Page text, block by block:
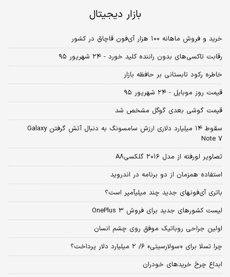
بازار دیجیتال
خرید و فروش ماهانه ۱۰۰ هزار آی‌فون قاچاق در کشور
رقابت تاکسی‌های بدون راننده کلید خورد - ۲۴ شهریور ۹۵
خاطره رکود تابستانی بر حافظه بازار
قیمت روز موبایل - ۲۴ شهریور ۹۵
قیمت گوشی بعدی گوگل مشخص شد
سقوط ۱۴ میلیارد دلاری ارزش سامسونگ به دنبال آتش گرفتن Galaxy
Note ۷
تصاویر لورفته از مدل ۲۰۱۶ گلکسیA۸
استفاده همزمان از دو برنامه در اندروید
باتری آی‌فون‏های جدید چند میلی‏آمپر است؟
لیست کشورهای جدید برای فروش OnePlus ۳
اولین جراحی روباتیک موفق روی چشم انسان
چرا تسلا برای «سولارسیتی» ۶/ ۲ میلیارد دلار پرداخت؟
ابداع چرخ خریدهای خودران